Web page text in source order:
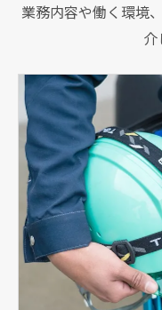
業務内容や働く環境
介